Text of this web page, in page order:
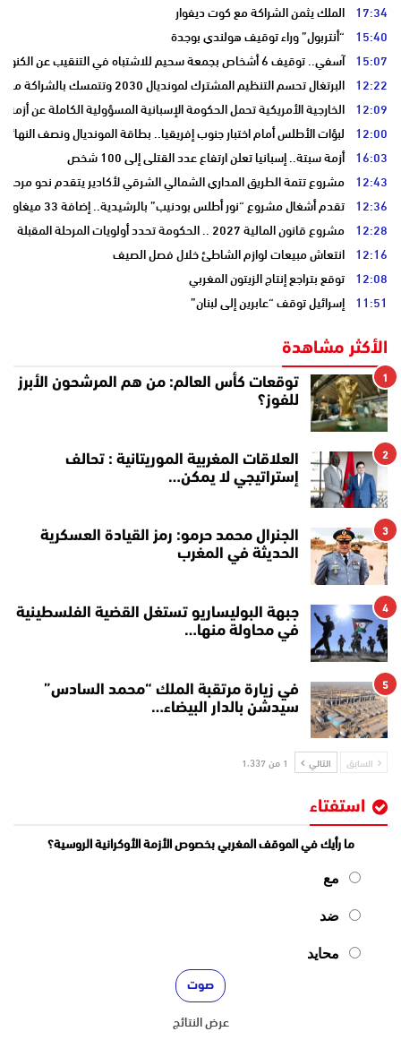
17:34 الملك يثمن الشراكة مع كوت ديفوار
15:40 “أنتربول” وراء توقيف هولندي بوجدة
15:07 آسفي.. توقيف 6 أشخاص بجمعة سحيم للاشتباه في التنقيب عن الكنوز .
12:22 البرتغال تحسم التنظيم المشترك لمونديال 2030 وتتمسك بالشراكة مع المغرب وإسبانيا
12:09 الخارجية الأمريكية تحمل الحكومة الإسبانية المسؤولية الكاملة عن أزمة
12:00 لبؤات الأطلس أمام اختبار جنوب إفريقيا.. بطاقة المونديال ونصف
16:03 أزمة سبتة.. إسبانيا تعلن ارتفاع عدد القتلى إلى 100 شخص
12:43 مشروع تتمة الطريق المداري الشمالي الشرقي لأكادير يتقدم نحو مرحلة
12:36 تقدم أشغال مشروع “نور أطلس بودنيب” بالرشيدية.. إضافة 33 ميغاوات إلى الشبكة الوطنية
12:28 مشروع قانون المالية 2027 .. الحكومة تحدد أولويات المرحلة المقبلة
12:16 انتعاش مبيعات لوازم الشاطئ خلال فصل الصيف
12:08 توقع بتراجع إنتاج الزيتون المغربي
11:51 إسرائيل توقف “عابرين إلى لبنان”
الأكثر مشاهدة
1
توقعات كأس العالم: من هم المرشحون الأبرز
للفوز؟
2
العلاقات المغربية الموريتانية : تحالف
إستراتيجي لا يمكن…
3
الجنرال محمد حرمو: رمز القيادة العسكرية
الحديثة في المغرب
4
جبهة البوليساريو تستغل القضية الفلسطينية
في محاولة منها…
5
في زيارة مرتقبة الملك “محمد السادس”
سيدشن بالدار البيضاء…
السابق التالي 1 من 1٬337
استفتاء
ما رأيك في الموقف المغربي بخصوص الأزمة الأوكرانية الروسية؟
مع
ضد
محايد
عرض النتائج